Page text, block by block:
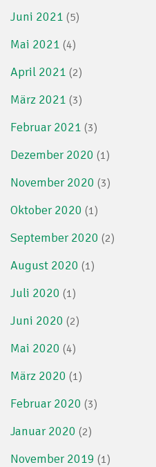
Juni 2021 (5)
Mai 2021 (4)
April 2021 (2)
März 2021 (3)
Februar 2021 (3)
Dezember 2020 (1)
November 2020 (3)
Oktober 2020 (1)
September 2020 (2)
August 2020 (1)
Juli 2020 (1)
Juni 2020 (2)
Mai 2020 (4)
März 2020 (1)
Februar 2020 (3)
Januar 2020 (2)
November 2019 (1)